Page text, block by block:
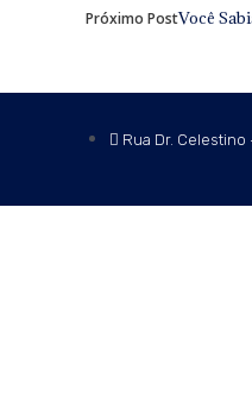
Próximo PostVocê
Rua Dr.